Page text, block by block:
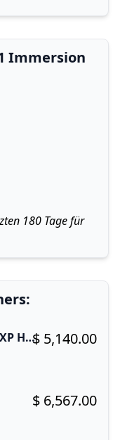
Immersion
180 Tage für
Bitmain Antminer S21e XP Hyd 3U
Buy now!
$ 5,140.00
Buy now!
$ 6,567.00